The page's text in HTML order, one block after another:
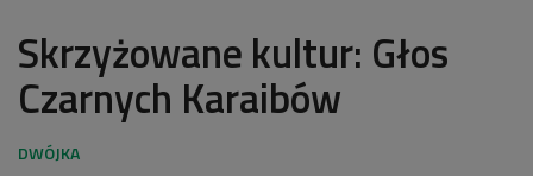
Skrzyżowane kultur: Głos
Czarnych Karaibów